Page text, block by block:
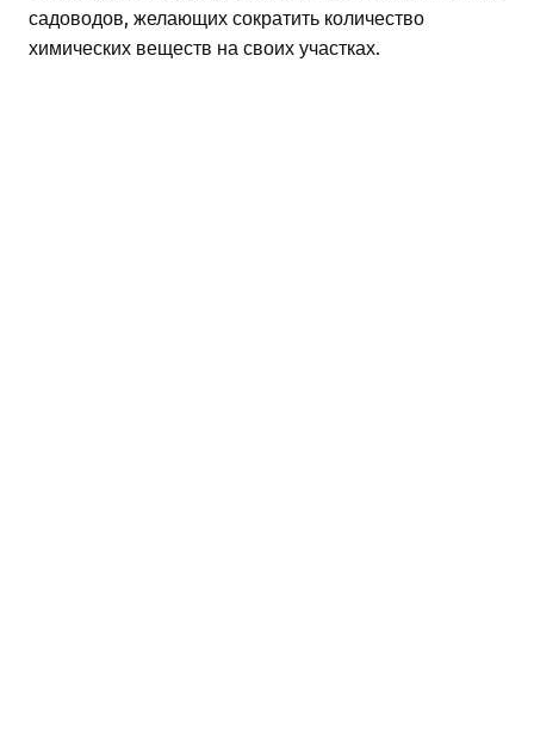
садоводов, желающих сократить количество
химических веществ на своих участках.